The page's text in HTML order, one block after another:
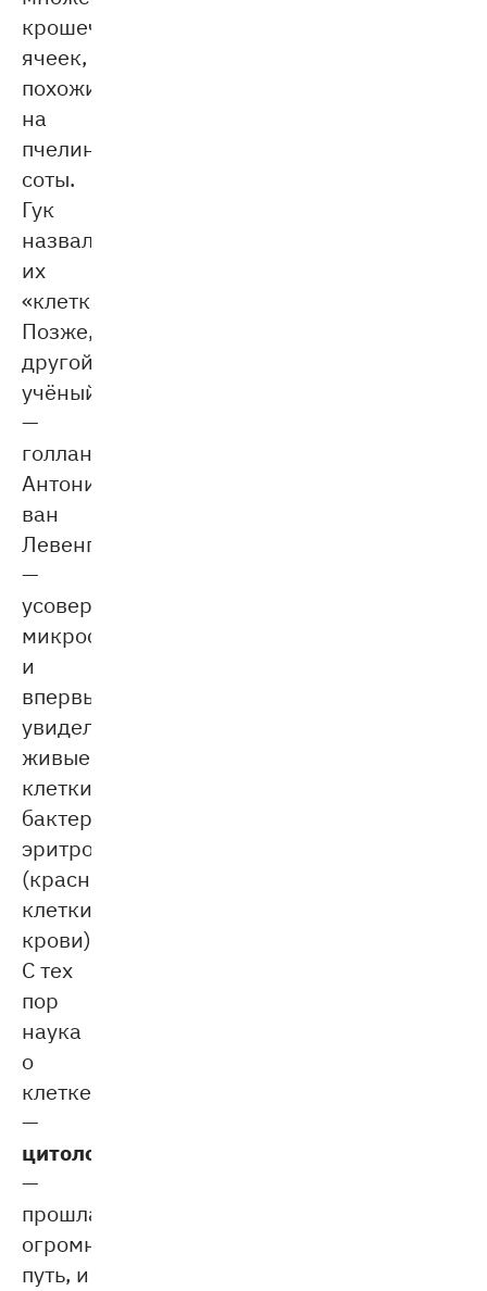
крошечных
ячеек,
похожих
на
пчелиные
соты.
Гук
назвал
их
«клетками».
Позже,
другой
учёный
—
голландец
Антони
ван
Левенгук
—
усовершенствовал
микроскоп
и
впервые
увидел
живые
клетки:
бактерии,
эритроциты
(красные
клетки
крови).
С тех
пор
наука
о
клетке
—
цитология
—
прошла
огромный
путь, и